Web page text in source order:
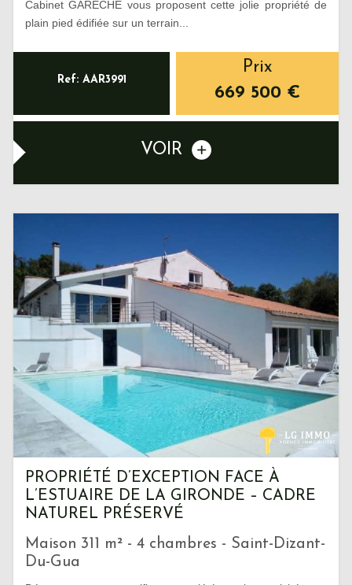
Cabinet GARÉCHÉ vous proposent cette jolie propriété de
plain pied édifiée sur un terrain...
Ref: AAR3991
Prix
669 500 €
VOIR
PROPRIÉTÉ D’EXCEPTION FACE À
L’ESTUAIRE DE LA GIRONDE – CADRE
NATUREL PRÉSERVÉ
Maison 311 m² - 4 chambres - Saint-Dizant-
Du-Gua